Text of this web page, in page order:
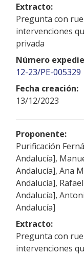
Extracto:
Pregunta con
intervenciones
privada
Número
12-23/PE-005329
Fecha creación:
13/12/2023
Proponente:
Purificación
Andalucía],
Andalucía], Ana
Andalucía],
Andalucía],
Andalucía]
Extracto:
Pregunta con
intervenciones